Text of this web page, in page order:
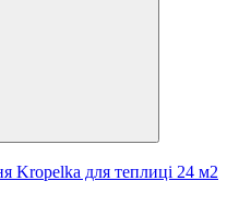
Kropelka для теплиці 24 м2